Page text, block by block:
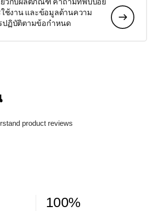
ยวกับผลิตภัณฑ์ คำถามที่พบบ่อย
ใช้งาน และข้อมูลด้านความ
ปฏิบัติตามข้อกำหนด
product reviews
100%